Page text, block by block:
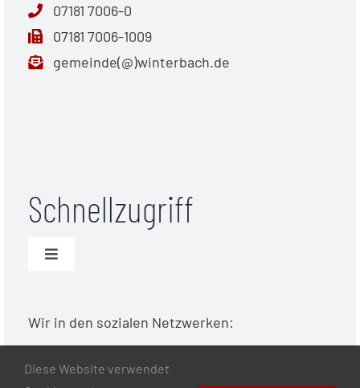
07181 7006-0
07181 7006-1009
gemeinde(@)winterbach.de
Schnellzugriff
Toggle
Warnmeldungen Bund
Wir in den sozialen Netzwerken:
Diese Website verwendet